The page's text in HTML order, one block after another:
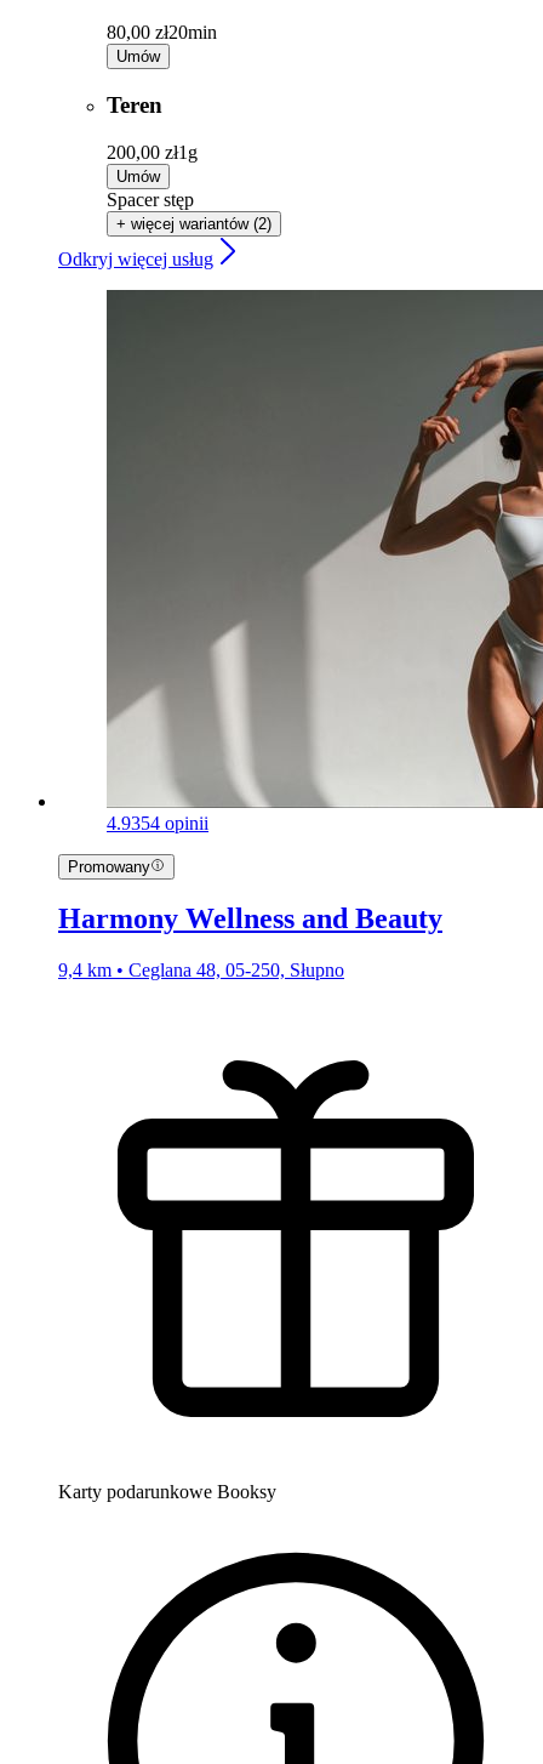
80,00 zł20min
Umów
Teren
200,00 zł1g
Umów
Spacer stęp
+ więcej wariantów (2)
Odkryj więcej usług
4.9354 opinii
Promowany
Harmony Wellness and Beauty
9,4 km • Ceglana 48, 05-250, Słupno
Karty podarunkowe Booksy